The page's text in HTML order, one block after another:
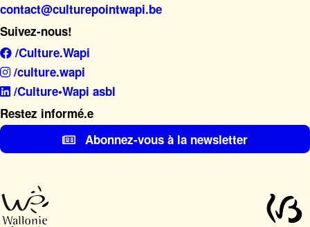
contact@culturepointwapi.be
Suivez-nous!
/Culture.Wapi
/culture.wapi
/Culture•Wapi asbl
Restez informé.e
Abonnez-vous à la newsletter